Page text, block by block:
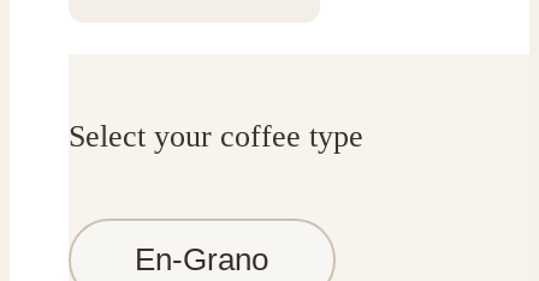
Select your coffee type
En-Grano